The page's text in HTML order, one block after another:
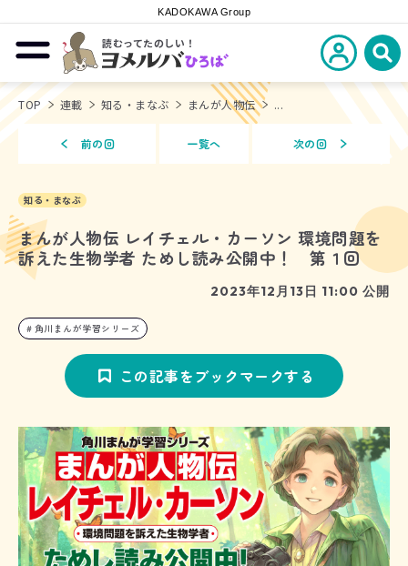
KADOKAWA Group
メニューを開閉する
読むってたのしい！
ヨメルバひろば
新規会員登
検
TOP 連載 知る・まなぶ まんが人物伝 ...
前の回 一覧へ 次の回
知る・まなぶ
まんが人物伝 レイチェル・カーソン 環境問題を
訴えた生物学者 ためし読み公開中！ 第１回
2023年12月13日 11:00 公開
角川まんが学習シリーズ
この記事をブックマークする